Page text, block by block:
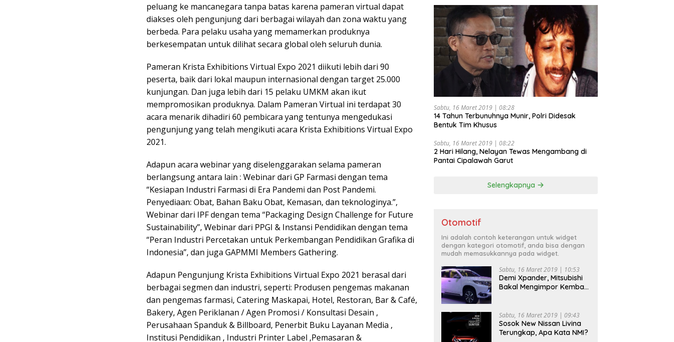
peluang ke mancanegara tanpa batas karena pameran virtual dapat
diakses oleh pengunjung dari berbagai wilayah dan zona waktu yang
berbeda. Para pelaku usaha yang memamerkan produknya
berkesempatan untuk dilihat secara global oleh seluruh dunia.
Pameran Krista Exhibitions Virtual Expo 2021 diikuti lebih dari 90
peserta, baik dari lokal maupun internasional dengan target 25.000
kunjungan. Dan juga lebih dari 15 pelaku UMKM akan ikut
mempromosikan produknya. Dalam Pameran Virtual ini terdapat 30
acara menarik dihadiri 60 pembicara yang tentunya mengedukasi
pengunjung yang telah mengikuti acara Krista Exhibitions Virtual Expo
2021.
Adapun acara webinar yang diselenggarakan selama pameran
berlangsung antara lain : Webinar dari GP Farmasi dengan tema
“Kesiapan Industri Farmasi di Era Pandemi dan Post Pandemi.
Penyediaan: Obat, Bahan Baku Obat, Kemasan, dan teknologinya.”,
Webinar dari IPF dengan tema “Packaging Design Challenge for Future
Sustainability”, Webinar dari PPGI & Instansi Pendidikan dengan tema
“Peran Industri Percetakan untuk Perkembangan Pendidikan Grafika di
Indonesia”, dan juga GAPMMI Members Gathering.
Adapun Pengunjung Krista Exhibitions Virtual Expo 2021 berasal dari
berbagai segmen dan industri, seperti: Produsen pengemas makanan
dan pengemas farmasi, Catering Maskapai, Hotel, Restoran, Bar & Café,
Bakery, Agen Periklanan / Agen Promosi / Konsultasi Desain ,
Perusahaan Spanduk & Billboard, Penerbit Buku Layanan Media ,
Institusi Pendidikan , Industri Printer Label ,Pemasaran &
Sabtu, 16 Maret 2019 | 08:28
14 Tahun Terbunuhnya Munir, Polri Didesak
Bentuk Tim Khusus
Sabtu, 16 Maret 2019 | 08:22
2 Hari Hilang, Nelayan Tewas Mengambang di
Pantai Cipalawah Garut
Selengkapnya
Otomotif
Ini adalah contoh keterangan untuk widget
dengan kategori otomotif, anda bisa dengan
mudah memasukkannya pada widget.
Sabtu, 16 Maret 2019 | 10:53
Demi Xpander, Mitsubishi
Bakal Mengimpor Kembali
Sabtu, 16 Maret 2019 | 09:43
Sosok New Nissan Livina
Terungkap, Apa Kata NMI?